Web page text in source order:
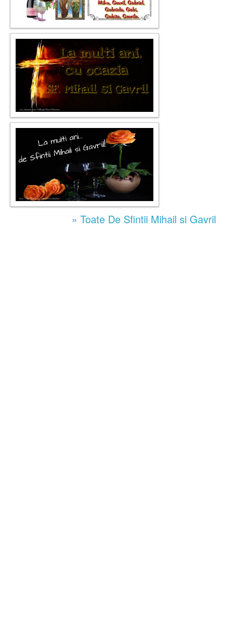
» Toate De Sfintii Mihail si Gavril